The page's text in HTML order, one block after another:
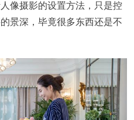
像摄影的设置方法，只是控
景深，毕竟很多东西还是不